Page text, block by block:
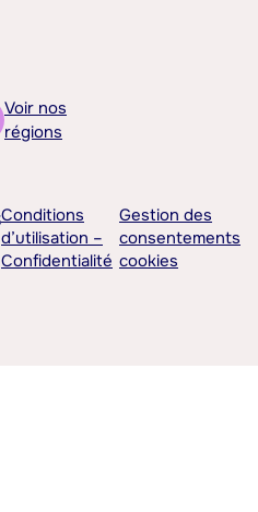
Voir nos
régions
Conditions
d’utilisation –
Confidentialité
Gestion des
consentements
cookies